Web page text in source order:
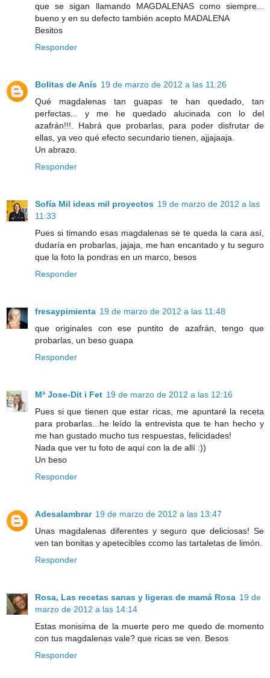
que se sigan llamando MAGDALENAS como siempre...
bueno y en su defecto también acepto MADALENA
Besitos
Responder
Bolitas de Anís 19 de marzo de 2012 a las 11:26
Qué magdalenas tan guapas te han quedado, tan
perfectas... y me he quedado alucinada con lo del
azafrán!!!. Habrá que probarlas, para poder disfrutar de
ellas, ya veo qué efecto secundario tienen, ajjajaaja.
Un abrazo.
Responder
Sofía Mil ideas mil proyectos 19 de marzo de 2012 a las
11:33
Pues si timando esas magdalenas se te queda la cara así,
dudaría en probarlas, jajaja, me han encantado y tu seguro
que la foto la pondras en un marco, besos
Responder
fresaypimienta 19 de marzo de 2012 a las 11:48
que originales con ese puntito de azafrán, tengo que
probarlas, un beso guapa
Responder
Mª Jose-Dit i Fet 19 de marzo de 2012 a las 12:16
Pues si que tienen que estar ricas, me apuntaré la receta
para probarlas...he leído la entrevista que te han hecho y
me han gustado mucho tus respuestas, felicidades!
Nada que ver tu foto de aquí con la de allí :))
Un beso
Responder
Adesalambrar 19 de marzo de 2012 a las 13:47
Unas magdalenas diferentes y seguro que deliciosas! Se
ven tan bonitas y apetecibles ccomo las tartaletas de limón.
Responder
Rosa, Las recetas sanas y ligeras de mamá Rosa 19 de
marzo de 2012 a las 14:14
Estas monisima de la muerte pero me quedo de momento
con tus magdalenas vale? que ricas se ven. Besos
Responder